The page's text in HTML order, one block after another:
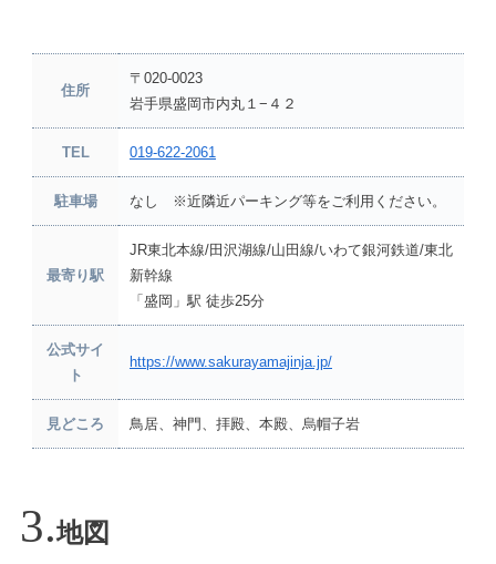
住所
〒020-0023
岩手県盛岡市内丸１−４２
TEL 019-622-2061
駐車場 なし ※近隣近パーキング等をご利用ください。
最寄り駅
JR東北本線/田沢湖線/山田線/いわて銀河鉄道/東北
新幹線
「盛岡」駅 徒歩25分
公式サイ
ト
https://www.sakurayamajinja.jp/
見どころ 鳥居、神門、拝殿、本殿、烏帽子岩
地図